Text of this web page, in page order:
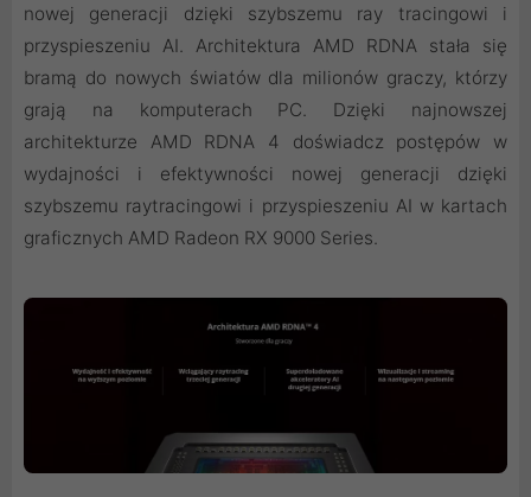
nowej generacji dzięki szybszemu ray tracingowi i
przyspieszeniu AI. Architektura AMD RDNA stała się
bramą do nowych światów dla milionów graczy, którzy
grają na komputerach PC. Dzięki najnowszej
architekturze AMD RDNA 4 doświadcz postępów w
wydajności i efektywności nowej generacji dzięki
szybszemu raytracingowi i przyspieszeniu AI w kartach
graficznych AMD Radeon RX 9000 Series.